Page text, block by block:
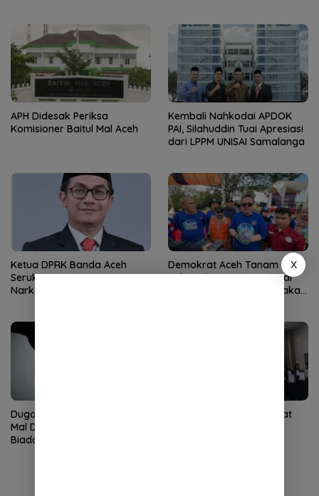
APH Didesak Periksa
Komisioner Baitul Mal Aceh
Kembali Nahkodai APDOK
PAI, Silahuddin Tuai Apresiasi
dari LPPM UNISAI Samalanga
Ketua DPRK Banda Aceh
Serukan Perang Lawan
Narkoba
Demokrat Aceh Tanam
Pohon di Bantaran Sungai
Alue Naga, Ajak Masyarakat
Dugaan Pungli Bantuan Baitul
Mal Disorot, Pengamat Sebut
Biadab, APH Diminta Turun
KPT Banda Aceh: Advokat
X